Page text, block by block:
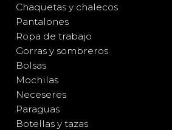
Chaquetas y chalecos
Pantalones
Ropa de trabajo
Gorras y sombreros
Bolsas
Mochilas
Neceseres
Paraguas
Botellas y tazas